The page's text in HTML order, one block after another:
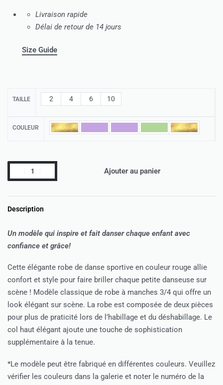
Livraison rapide
Délai de retour de 14 jours
Size Guide
TAILLE 2 4 6 10
COULEUR
Ajouter au panier
Description
Un modèle qui inspire et fait danser chaque enfant avec
confiance et grâce!
Cette élégante robe de danse sportive en couleur rouge allie
confort et style pour faire briller chaque petite danseuse sur
scène ! Modèle classique de robe à manches 3/4 qui offre un
look élégant sur scène. La robe est composée de deux pièces
pour plus de praticité lors de l’habillage et du déshabillage. Le
col haut élégant ajoute une touche de sophistication
supplémentaire à la tenue.
*Le modèle peut être fabriqué en différentes couleurs. Veuillez
vérifier les couleurs dans la galerie et noter le numéro de la